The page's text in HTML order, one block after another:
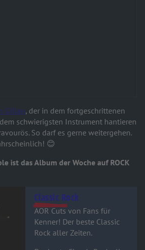
Gillan, der in dem fortgeschrittenen
schwierigsten Instrument hantieren
So darf es gerne weitergehen.
😊
ist das Album der Woche auf ROCK
Classic Rock
AOR Cuts von Fans für
Kenner! Der beste Classic
Rock aller Zeiten.